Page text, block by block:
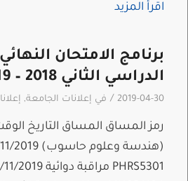
اقرأ المزيد
برنامج الامتحان
الدراسي الثاني 2018 – 2019
2019-04-30
/ في إعلانات الجامعة,